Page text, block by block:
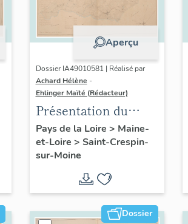
Aperçu
Dossier IA49010581 | Réalisé par
Achard Hélène -
Ehlinger Maïté (Rédacteur)
Présentation du
patrimoine
industriel de la
commune de Saint-
Crespin-sur-Moine
Pays de la Loire > Maine-
et-Loire > Saint-Crespin-
sur-Moine
Dossier